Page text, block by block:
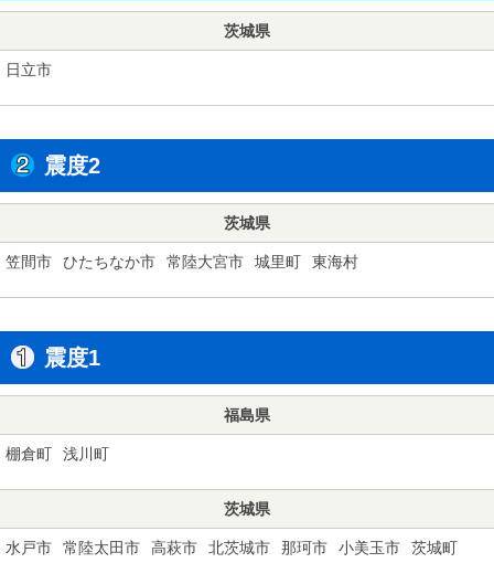
茨城県
日立市
震度2
茨城県
笠間市 ひたちなか市 常陸大宮市 城里町 東海村
震度1
福島県
棚倉町 浅川町
茨城県
水戸市 常陸太田市 高萩市 北茨城市 那珂市 小美玉市
茨城町